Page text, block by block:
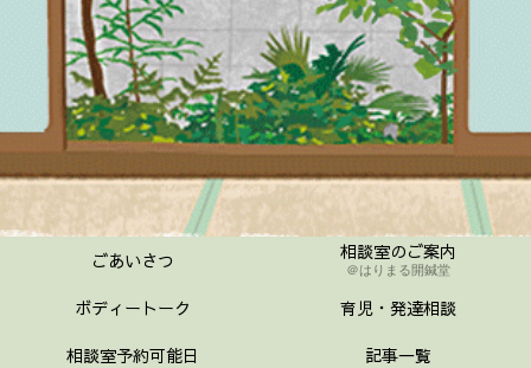
ごあいさつ 相談室のご案内
＠はりまる開鍼堂
ボディートーク
育児・発達相談
相談室予約可能日
記事一覧